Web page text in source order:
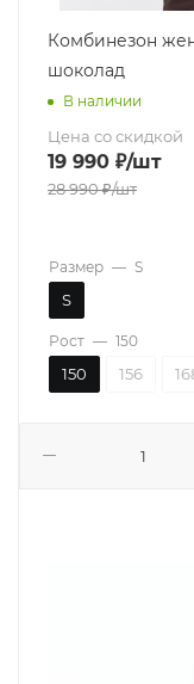
Комбинезон
шоколад
В наличии
Цена со скидкой
19 990 ₽/шт
28 990₽/шт
Размер — S
S
Рост — 150
150 156